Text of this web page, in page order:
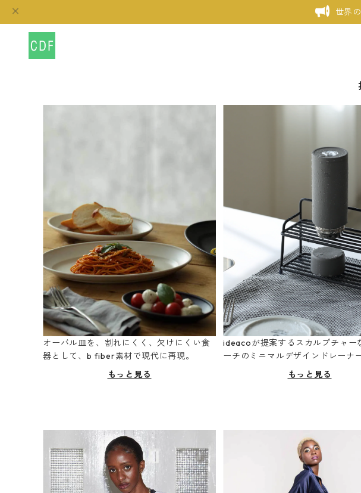
世界
オーバル皿を、割れにくく、欠けにくい食
器として、b fiber素材で現代に再現。
もっと見る
ideacoが提案するスカルプチャー
ーチのミニマルデザインドレーナー
もっと見る